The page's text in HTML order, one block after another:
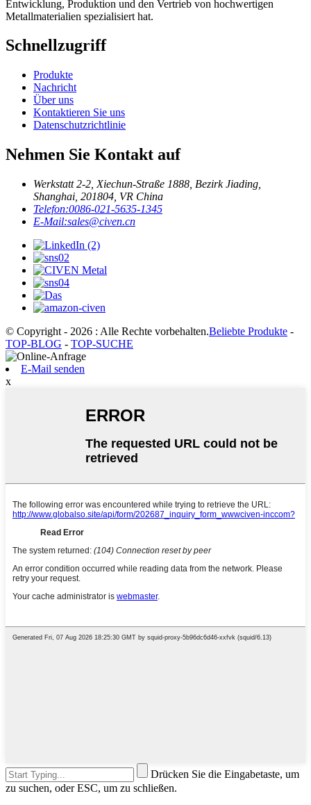
Entwicklung, Produktion und den Vertrieb von hochwertigen
Metallmaterialien spezialisiert hat.
Schnellzugriff
Produkte
Nachricht
Über uns
Kontaktieren Sie uns
Datenschutzrichtlinie
Nehmen Sie Kontakt auf
Werkstatt 2-2, Xiechun-Straße 1888, Bezirk Jiading,
Shanghai, 201804, VR China
Telefon:0086-021-5635-1345
E-Mail:sales@civen.cn
© Copyright - 2026 : Alle Rechte vorbehalten.Beliebte Produkte -
TOP-BLOG - TOP-SUCHE
E-Mail senden
x
Drücken Sie die Eingabetaste, um
zu suchen, oder ESC, um zu schließen.